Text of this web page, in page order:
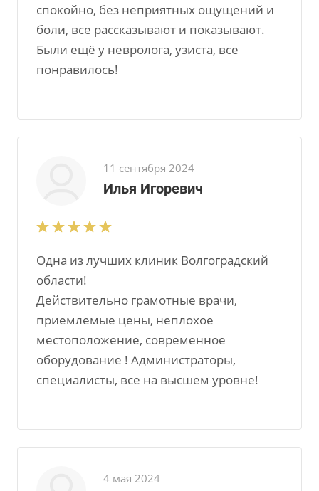
спокойно, без неприятных ощущений и
боли, все рассказывают и показывают.
Были ещё у невролога, узиста, все
понравилось!
11 сентября 2024
Илья Игоревич
Одна из лучших клиник Волгоградский
области!
Действительно грамотные врачи,
приемлемые цены, неплохое
местоположение, современное
оборудование ! Администраторы,
специалисты, все на высшем уровне!
4 мая 2024